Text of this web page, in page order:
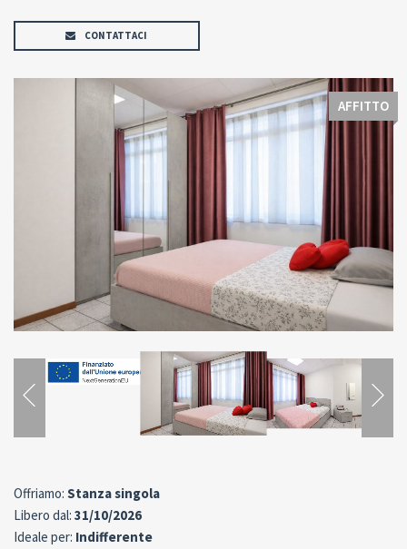
CONTATTACI
AFFITTO
Offriamo: Stanza singola
Libero dal: 31/10/2026
Ideale per: Indifferente